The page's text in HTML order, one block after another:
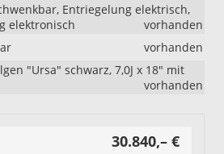
Entriegelung elektrisch,
elektronisch
vorhanden
vorhanden
"Ursa" schwarz, 7,0J x 18" mit
vorhanden
30.840,– €